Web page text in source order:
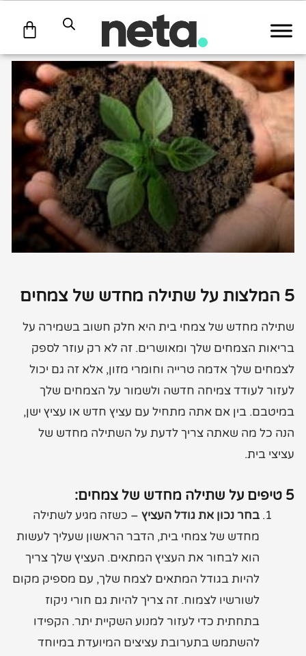
5 המלצות על שתילה מחדש של צמחים
שתילה מחדש של צמחי בית היא חלק חשוב בשמירה על
בריאות הצמחים שלך ומאושרים. זה לא רק עוזר לספק
לצמחים שלך אדמה טרייה וחומרי מזון, אלא זה גם יכול
לעזור לעודד צמיחה חדשה ולשמור על הצמחים שלך
במיטבם. בין אם אתה מתחיל עם עציץ חדש או עציץ ישן,
הנה כל מה שאתה צריך לדעת על השתילה מחדש של
עציצי בית.
5 טיפים על שתילה מחדש של צמחים:
בחר נכון את גודל העציץ – כשזה מגיע לשתילה
מחדש של צמחי בית, הדבר הראשון שעליך לעשות
הוא לבחור את העציץ המתאים. העציץ שלך צריך
להיות בגודל המתאים לצמח שלך, עם מספיק מקום
לשורשיו לצמוח. זה צריך להיות גם חורי ניקוז
בתחתית כדי לעזור למנוע השקיית יתר. הקפידו
להשתמש בתערובת עציצים המיועדת במיוחד